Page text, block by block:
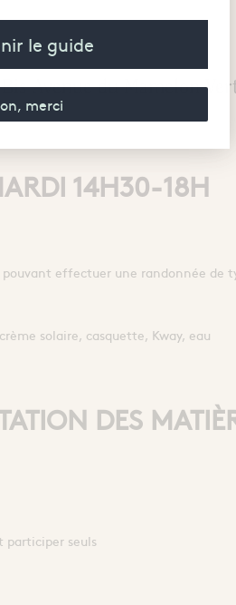
Avenue du Mamelon
14H30-18H
effectuer une randonnée de
solaire, casquette, Kway, eau
DES
participer seuls
le guide
merci